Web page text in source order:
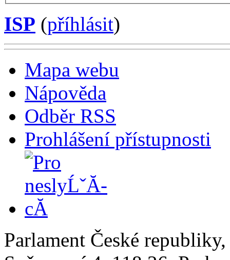
ISP (příhlásit)
Mapa webu
Nápověda
Odběr RSS
Prohlášení přístupnosti
Parlament České